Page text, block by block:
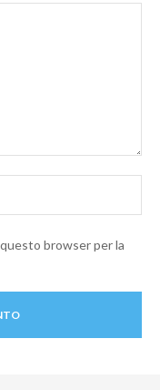
browser per la